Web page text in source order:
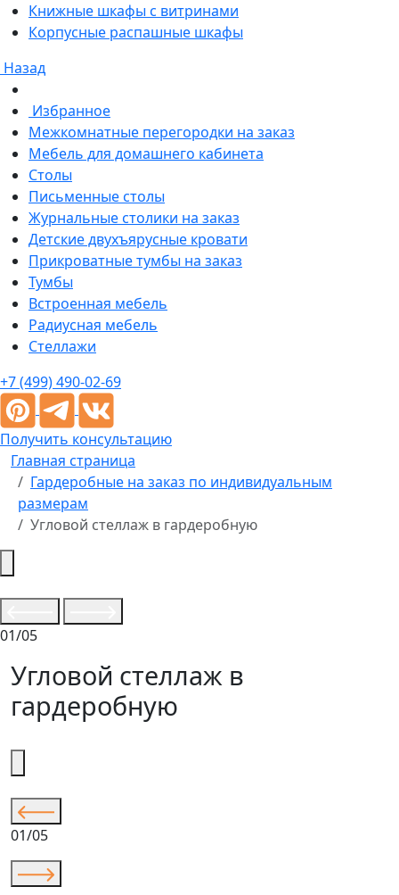
Книжные шкафы с витринами
Корпусные распашные шкафы
Назад
Избранное
Межкомнатные перегородки на заказ
Мебель для домашнего кабинета
Столы
Письменные столы
Журнальные столики на заказ
Детские двухъярусные кровати
Прикроватные тумбы на заказ
Тумбы
Встроенная мебель
Радиусная мебель
Стеллажи
+7 (499) 490-02-69
Получить консультацию
Главная страница
Гардеробные на заказ по индивидуальным
размерам
Угловой стеллаж в гардеробную
01/05
Угловой стеллаж в
гардеробную
01/05